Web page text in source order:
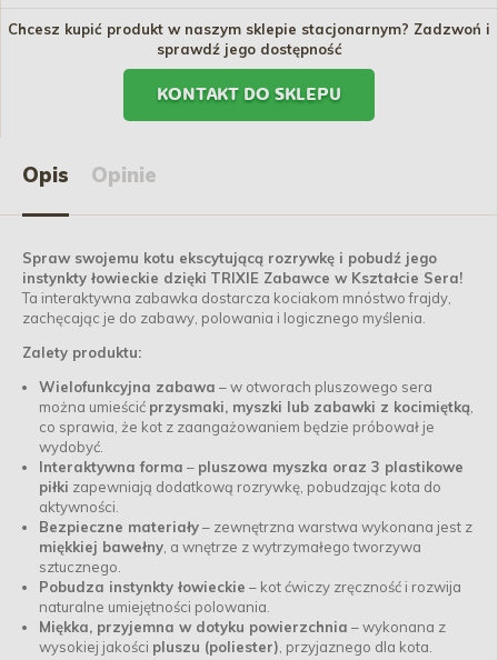
Chcesz kupić produkt w naszym sklepie stacjonarnym? Zadzwoń i
sprawdź jego dostępność
KONTAKT DO SKLEPU
Opis Opinie
Spraw swojemu kotu ekscytującą rozrywkę i pobudź jego
instynkty łowieckie dzięki TRIXIE Zabawce w Kształcie Sera!
Ta interaktywna zabawka dostarcza kociakom mnóstwo frajdy,
zachęcając je do zabawy, polowania i logicznego myślenia.
Zalety produktu:
Wielofunkcyjna zabawa – w otworach pluszowego sera
można umieścić przysmaki, myszki lub zabawki z kocimiętką
co sprawia, że kot z zaangażowaniem będzie próbował je
wydobyć.
Interaktywna forma – pluszowa myszka oraz 3 plastikowe
piłki zapewniają dodatkową rozrywkę, pobudzając kota do
aktywności.
Bezpieczne materiały– zewnętrzna warstwa wykonana jest z
miękkiej bawełny , a wnętrze z wytrzymałego tworzywa
sztucznego.
Pobudza instynkty łowieckie – kot ćwiczy zręczność i rozwija
naturalne umiejętności polowania.
Miękka, przyjemna w dotyku powierzchnia – wykonana z
wysokiej jakości pluszu (poliester) , przyjaznego dla kota.